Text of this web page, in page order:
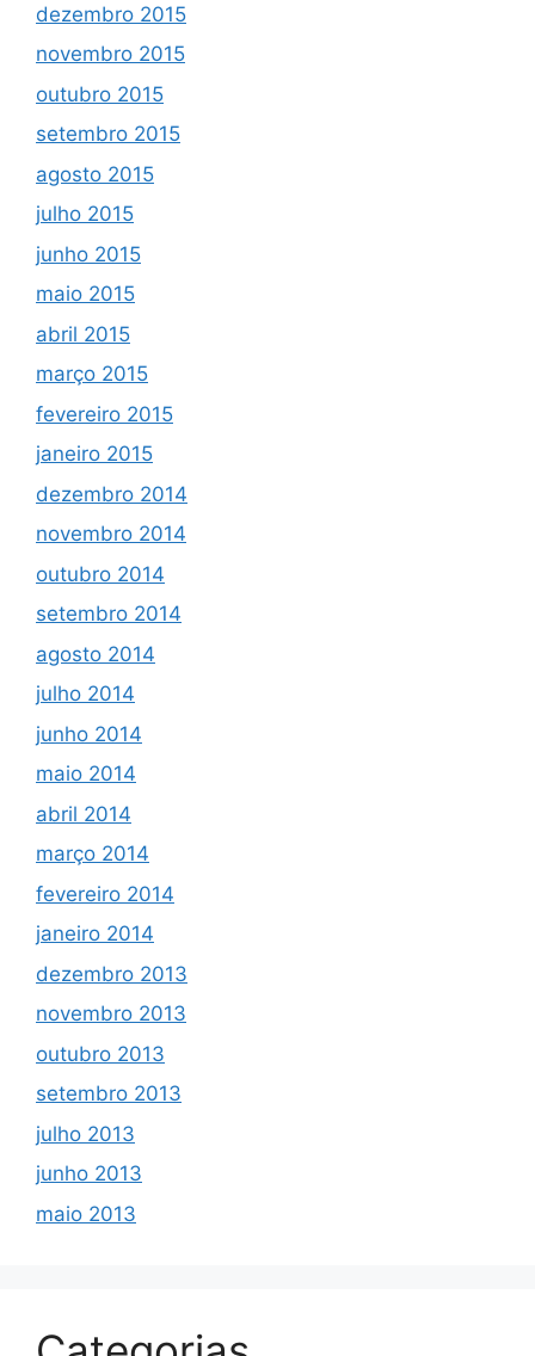
dezembro 2015
novembro 2015
outubro 2015
setembro 2015
agosto 2015
julho 2015
junho 2015
maio 2015
abril 2015
março 2015
fevereiro 2015
janeiro 2015
dezembro 2014
novembro 2014
outubro 2014
setembro 2014
agosto 2014
julho 2014
junho 2014
maio 2014
abril 2014
março 2014
fevereiro 2014
janeiro 2014
dezembro 2013
novembro 2013
outubro 2013
setembro 2013
julho 2013
junho 2013
maio 2013